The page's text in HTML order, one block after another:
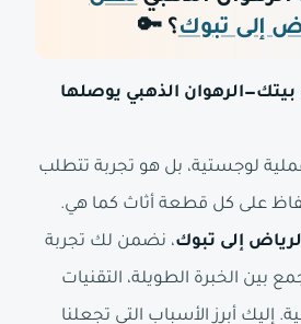
إلى تبوك؟ 🔑
الذهبي يوصلها
لوجستية، بل هو تجربة تتطلب
على كل قطعة أثاث كما هي.
إلى تبوك، نضمن لك تجربة
بين الخبرة الطويلة، التقنيات
إليك أبرز الأسباب التي تجعلنا